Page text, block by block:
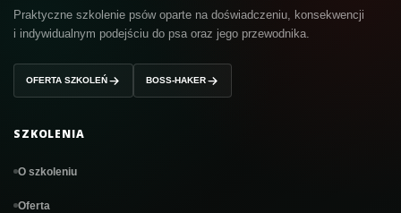
Praktyczne szkolenie psów oparte na doświadczeniu, konsekwencji
i indywidualnym podejściu do psa oraz jego przewodnika.
OFERTA SZKOLEŃ BOSS-HAKER
SZKOLENIA
O szkoleniu
Oferta